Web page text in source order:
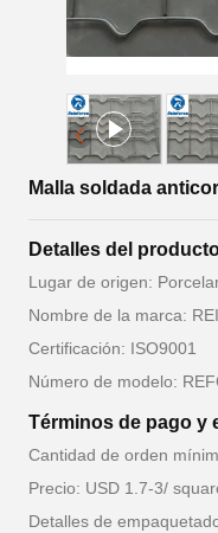
Malla soldada
Detalles del
Lugar de origen:
Nombre de la marca:
Certificación: ISO9001
Número de modelo:
Términos de pago y
Cantidad de orden
Precio: USD 1.7-3/
Detalles de